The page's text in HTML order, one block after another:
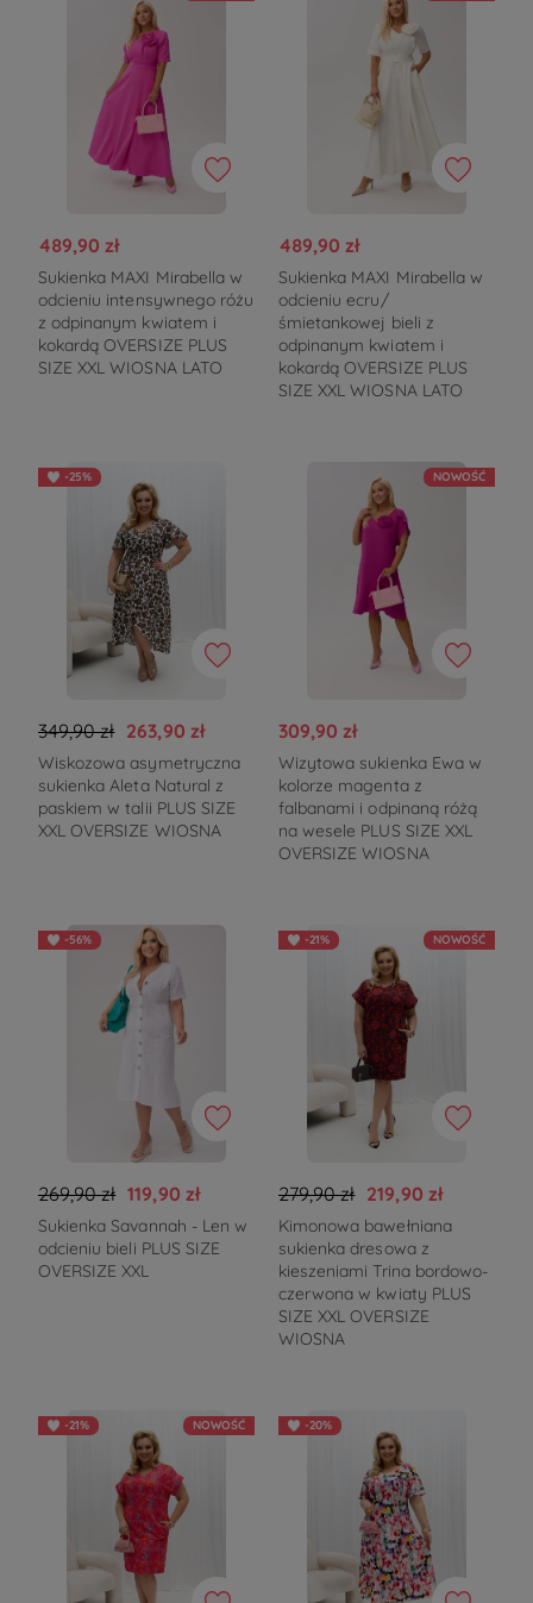
489,90 zł
Sukienka MAXI Mirabella w
odcieniu intensywnego różu
z odpinanym kwiatem i
kokardą OVERSIZE PLUS
SIZE XXL WIOSNA LATO
489,90 zł
Sukienka MAXI Mirabella w
odcieniu ecru/
śmietankowej bieli z
odpinanym kwiatem i
kokardą OVERSIZE PLUS
SIZE XXL WIOSNA LATO
-25%
349,90 zł 263,90 zł
Wiskozowa asymetryczna
sukienka Aleta Natural z
paskiem w talii PLUS SIZE
XXL OVERSIZE WIOSNA
NOWOŚĆ
309,90 zł
Wizytowa sukienka Ewa w
kolorze magenta z
falbanami i odpinaną różą
na wesele PLUS SIZE XXL
OVERSIZE WIOSNA
-56%
269,90 zł 119,90 zł
Sukienka Savannah - Len w
odcieniu bieli PLUS SIZE
OVERSIZE XXL
-21% NOWOŚĆ
279,90 zł 219,90 zł
Kimonowa bawełniana
sukienka dresowa z
kieszeniami Trina bordowo-
czerwona w kwiaty PLUS
SIZE XXL OVERSIZE
WIOSNA
-21% NOWOŚĆ -20%